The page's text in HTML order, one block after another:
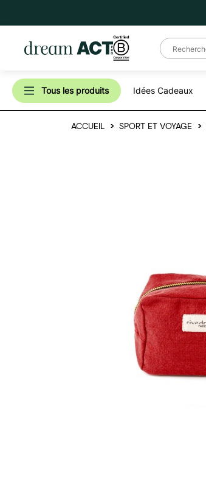
Tous les produits Idées Cadeaux
ACCUEIL SPORT ET VOYAGE